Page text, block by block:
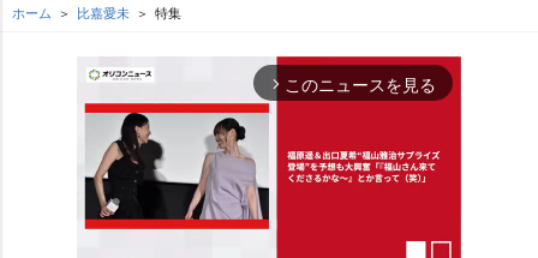
ホーム 比嘉愛未 特集
arrow_forward_ios このニュースを見る